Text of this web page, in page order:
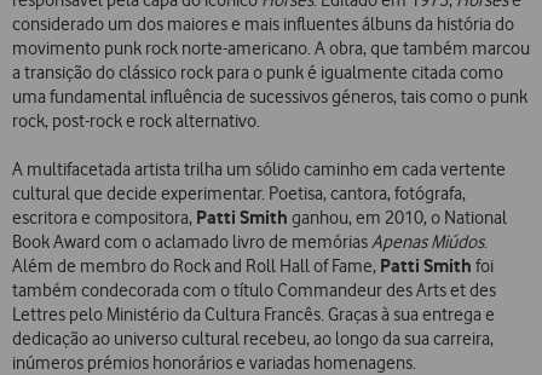
considerado um dos maiores e mais influentes álbuns da história do
movimento punk rock norte-americano. A obra, que também marcou
a transição do clássico rock para o punk é igualmente citada como
uma fundamental influência de sucessivos géneros, tais como o punk
rock, post-rock e rock alternativo.
A multifacetada artista trilha um sólido caminho em cada vertente
cultural que decide experimentar. Poetisa, cantora, fotógrafa,
escritora e compositora, Patti Smith ganhou, em 2010, o National
Book Award com o aclamado livro de memóriasApenas Miúdos.
Além de membro do Rock and Roll Hall of Fame, Patti Smith foi
também condecorada com o título Commandeur des Arts et des
Lettres pelo Ministério da Cultura Francês. Graças à sua entrega e
dedicação ao universo cultural recebeu, ao longo da sua carreira,
inúmeros prémios honorários e variadas homenagens.